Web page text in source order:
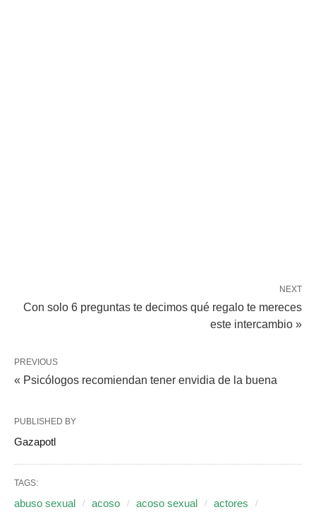
NEXT
Con solo 6 preguntas te decimos qué regalo te mereces
este intercambio »
PREVIOUS
« Psicólogos recomiendan tener envidia de la buena
PUBLISHED BY
Gazapotl
TAGS:
abuso sexual acoso acoso sexual
actores